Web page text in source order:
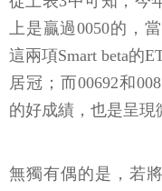
上是贏過0050的，
這兩項Smart beta的
居冠；而00692和
的好成績，也是呈現
無獨有偶的是，若